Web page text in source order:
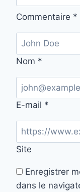
Commentaire *
Nom *
E-mail *
Site
Enregistrer
dans le